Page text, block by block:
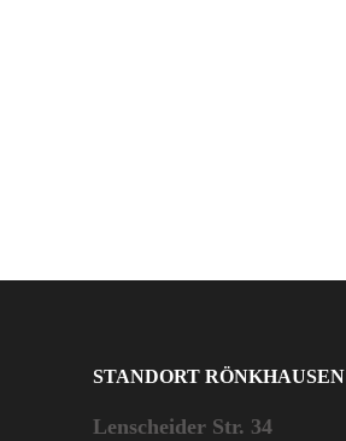
STANDORT RÖNKHAUSEN
Lenscheider Str. 34